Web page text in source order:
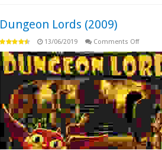
Dungeon Lords (2009)
13/06/2019 Comments Offon
Lords
(2009)